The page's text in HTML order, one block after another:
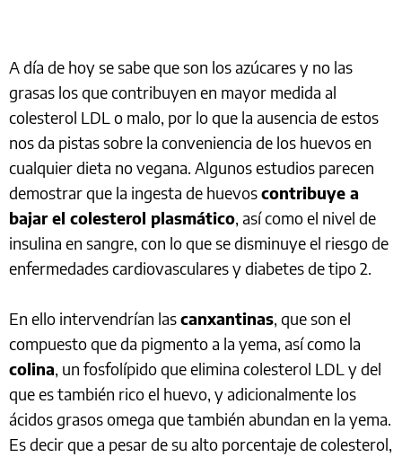
A día de hoy se sabe que son los azúcares y no las
grasas los que contribuyen en mayor medida al
colesterol LDL o malo, por lo que la ausencia de estos
nos da pistas sobre la conveniencia de los huevos en
cualquier dieta no vegana. Algunos estudios parecen
demostrar que la ingesta de huevoscontribuye a
bajar el colesterol plasmático, así como el nivel de
insulina en sangre, con lo que se disminuye el riesgo de
enfermedades cardiovasculares y diabetes de tipo 2.
En ello intervendrían lascanxantinas, que son el
compuesto que da pigmento a la yema, así como la
colina, un fosfolípido que elimina colesterol LDL y del
que es también rico el huevo, y adicionalmente los
ácidos grasos omega que también abundan en la yema.
Es decir que a pesar de su alto porcentaje de colesterol,